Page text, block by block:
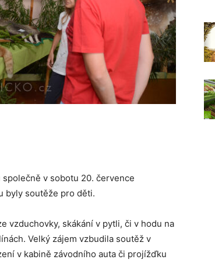
v sobotu 20. července
byly soutěže pro děti.
vzduchovky, skákání v pytli, či v hodu na
Velký zájem vzbudila soutěž v
v kabině závodního auta či projížďku